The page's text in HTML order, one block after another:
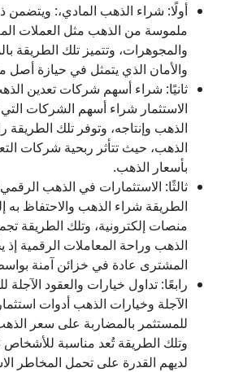
أولًا: شراء الذهب المادي،:
ملموسة من الذهب مثل العملات
والمجوهرات، وتتميز تلك الطريقة
والأمان الذي يتمثل في حيازة أصل
ثانيًا: شراء أسهم شركات تعدين
الاستثمار شراء أسهم الشركات
الذهب وإنتاجه، وتوفر تلك الطريقة
الذهب، حيث تتأثر ربحية شركات
بأسعار الذهب.
ثالثًا: الاستثمارات في الذهب
الطريقة شراء الذهب والاحتفاظ به
منصات إلكترونية، وتلك الطريقة
الذهب وراحة المعاملات الرقمية
المشترى عادة في خزائن آمنة
رابعًا: تداول خيارات والعقود الآجلة
الآجلة وخيارات الذهب أدوات
للمستثمر بالمضاربة على سعر
وتلك الطريقة تُعد مناسبة
لديهم القدرة على تحمل المخاطر